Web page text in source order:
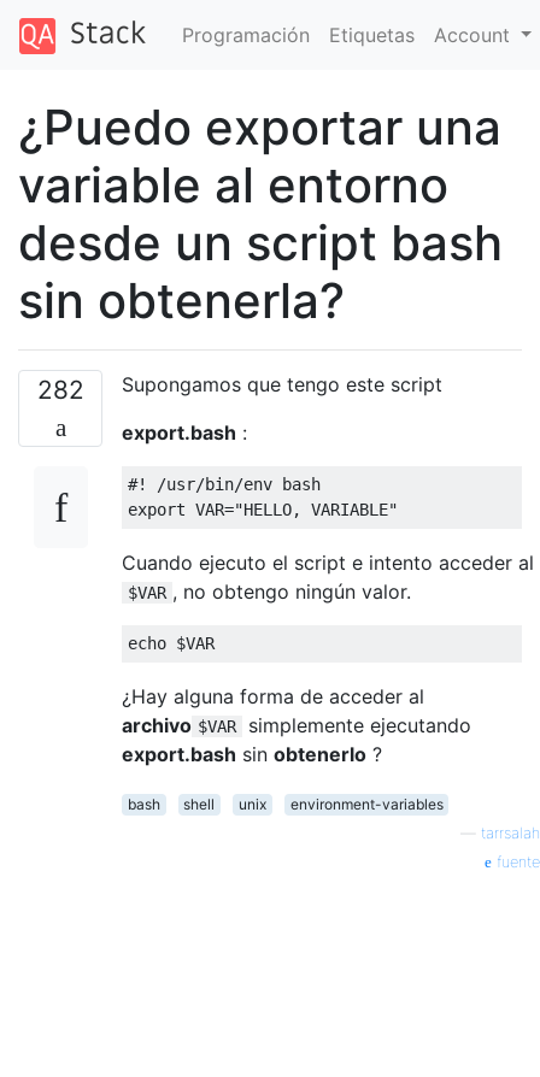
Programación Etiquetas Account
¿Puedo exportar una
variable al entorno
desde un script bash
sin obtenerla?
282
Supongamos que tengo este script
export.bash :
#! /usr/bin/env bash
export VAR="HELLO, VARIABLE"
Cuando ejecuto el script e intento acceder al
$VAR , no obtengo ningún valor.
echo $VAR
¿Hay alguna forma de acceder al
archivo $VAR
simplemente ejecutando
export.bash sin obtenerlo ?
bash shell unix
environment-variables
tarrsalah
fuente